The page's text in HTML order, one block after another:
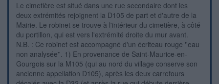
Le cimetière est situé dans une rue secondaire dont les
deux extrémités rejoignent la D105 de part et d'autre de la
Mairie. Le robinet se trouve à l'intérieur du cimetière, à côté
du portillon, qui est vers l'extrémité droite du mur avant.
N.B. : Ce robinet est accompagné d'un écriteau rouge ''eau
non analysée''. 1) En provenance de Saint-Maurice-en-
Gourgois sur la M105 (qui au nord du village conserve son
ancienne appellation D105), après les deux carrefours